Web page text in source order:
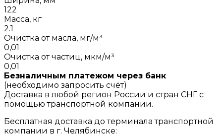
122
Масса, кг
2.1
Очистка от масла, мг/м³
0,01
Очистка от частиц, мкм/м³
0,01
Безналичным платежом через банк
(необходимо запросить счёт)
Доставка в любой регион России и стран СНГ с
помощью транспортной компании.
Бесплатная доставка до терминала транспортной
компании в г. Челябинске: